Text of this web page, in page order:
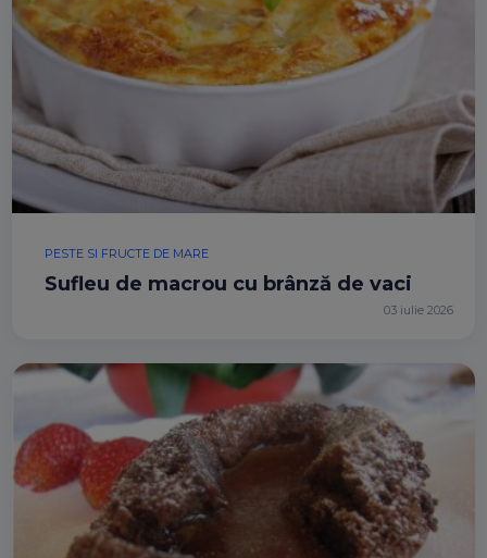
PESTE SI FRUCTE DE MARE
Sufleu de macrou cu brânză de vaci
03 iulie 2026